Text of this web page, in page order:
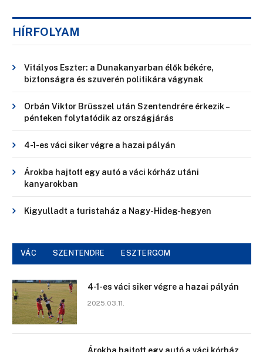
HÍRFOLYAM
Vitályos Eszter: a Dunakanyarban élők békére,
biztonságra és szuverén politikára vágynak
Orbán Viktor Brüsszel után Szentendrére érkezik –
pénteken folytatódik az országjárás
4-1-es váci siker végre a hazai pályán
Árokba hajtott egy autó a váci kórház utáni
kanyarokban
Kigyulladt a turistaház a Nagy-Hideg-hegyen
VÁC SZENTENDRE ESZTERGOM
4-1-es váci siker végre a hazai pályán
2025.03.11.